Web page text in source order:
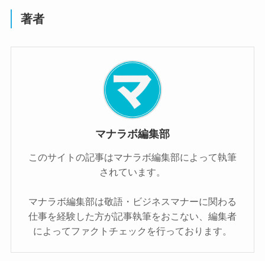
著者
マナラボ編集部
このサイトの記事はマナラボ編集部によって執筆
されています。
マナラボ編集部は敬語・ビジネスマナーに関わる
仕事を経験した方が記事執筆をおこない、編集者
によってファクトチェックを行っております。